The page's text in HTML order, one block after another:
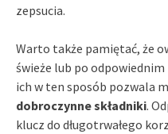
zepsucia.
Warto także pamiętać, że
świeże lub po
ich w ten sposób pozwala
dobroczynne składniki.
klucz do długotrwałego